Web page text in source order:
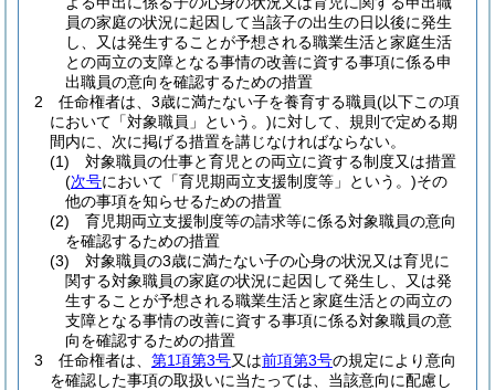
員の家庭の状況に起因して当該子の出生の日以後に発生
し、又は発生することが予想される職業生活と家庭生活
との両立の支障となる事情の改善に資する事項に係る申
出職員の意向を確認するための措置
2
任命権者は、3歳に満たない子を養育する職員(以下この項
において「対象職員」という。)に対して、規則で定める期
間内に、次に掲げる措置を講じなければならない。
(1)
対象職員の仕事と育児との両立に資する制度又は措置
(次号において「育児期両立支援制度等」という。)その
他の事項を知らせるための措置
(2)
育児期両立支援制度等の請求等に係る対象職員の意向
を確認するための措置
(3)
対象職員の3歳に満たない子の心身の状況又は育児に
関する対象職員の家庭の状況に起因して発生し、又は発
生することが予想される職業生活と家庭生活との両立の
支障となる事情の改善に資する事項に係る対象職員の意
向を確認するための措置
3
任命権者は、 第1項第3号又は前項第3号の規定により意向
を確認した事項の取扱いに当たっては、当該意向に配慮し